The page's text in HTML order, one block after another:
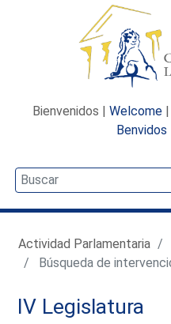
Bienvenidos | Welcome |
Benvidos
Actividad Parlamentaria
Búsqueda de
IV Legislatura